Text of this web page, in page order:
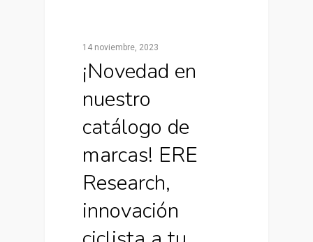
14 noviembre, 2023
¡Novedad en
nuestro
catálogo de
marcas! ERE
Research,
innovación